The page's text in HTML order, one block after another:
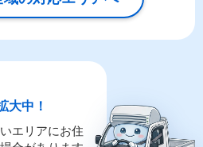
大中！
エリアにお住